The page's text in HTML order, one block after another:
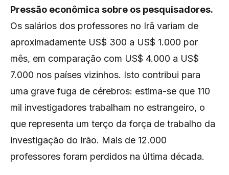
Pressão econômica sobre os pesquisadores.
Os salários dos professores no Irã variam de
aproximadamente US$ 300 a US$ 1.000 por
mês, em comparação com US$ 4.000 a US$
7.000 nos países vizinhos. Isto contribui para
uma grave fuga de cérebros: estima-se que 110
mil investigadores trabalham no estrangeiro, o
que representa um terço da força de trabalho da
investigação do Irão. Mais de 12.000
professores foram perdidos na última década.